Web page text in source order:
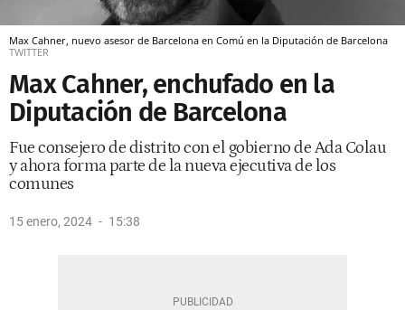
Max Cahner, nuevo asesor de Barcelona en Comú en la Diputación de Barcelona
TWITTER
Max Cahner, enchufado en la
Diputación de Barcelona
Fue consejero de distrito con el gobierno de Ada Colau
y ahora forma parte de la nueva ejecutiva de los
comunes
15 enero, 2024 15:38